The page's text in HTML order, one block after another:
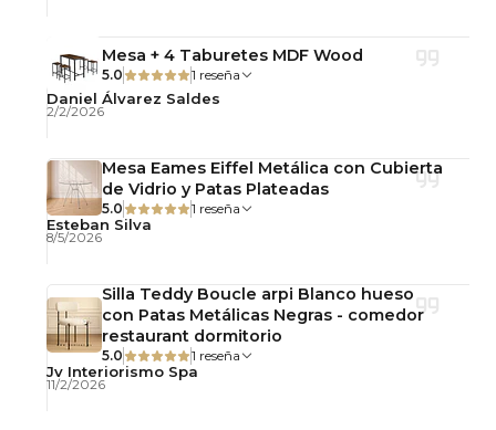
Mesa + 4 Taburetes MDF Wood
5.0 1 reseña
Daniel Álvarez Saldes
2/2/2026
Mesa Eames Eiffel Metálica con Cubierta
de Vidrio y Patas Plateadas
5.0 1 reseña
Esteban Silva
8/5/2026
Silla Teddy Boucle arpi Blanco hueso
con Patas Metálicas Negras - comedor
restaurant dormitorio
5.0 1 reseña
Jv Interiorismo Spa
11/2/2026